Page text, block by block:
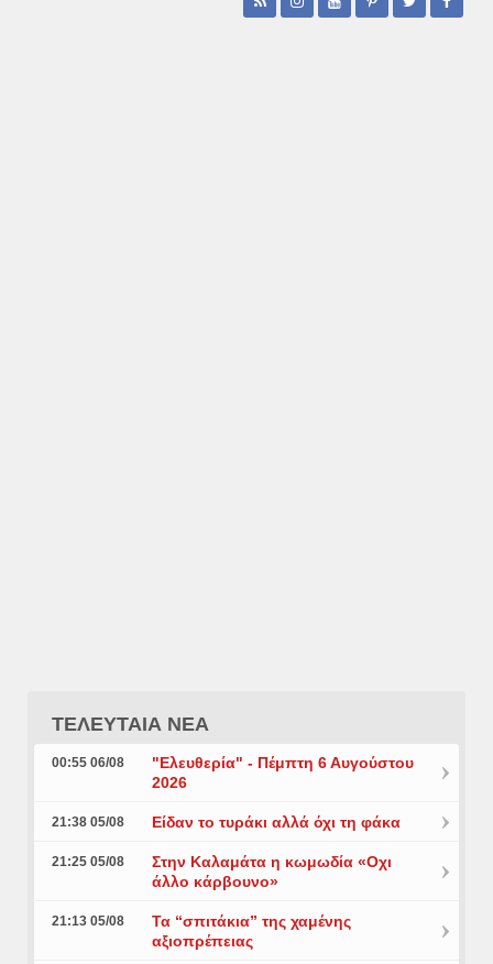
ΤΕΛΕΥΤΑΙΑ ΝΕΑ
00:55 06/08
"Ελευθερία" - Πέμπτη 6 Αυγούστου
2026
21:38 05/08 Είδαν το τυράκι αλλά όχι τη φάκα
21:25 05/08
Στην Καλαμάτα η κωμωδία «Οχι
άλλο κάρβουνο»
21:13 05/08
Τα “σπιτάκια” της χαμένης
αξιοπρέπειας